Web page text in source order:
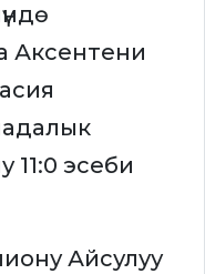
Аксентени
эсеби
Айсулуу